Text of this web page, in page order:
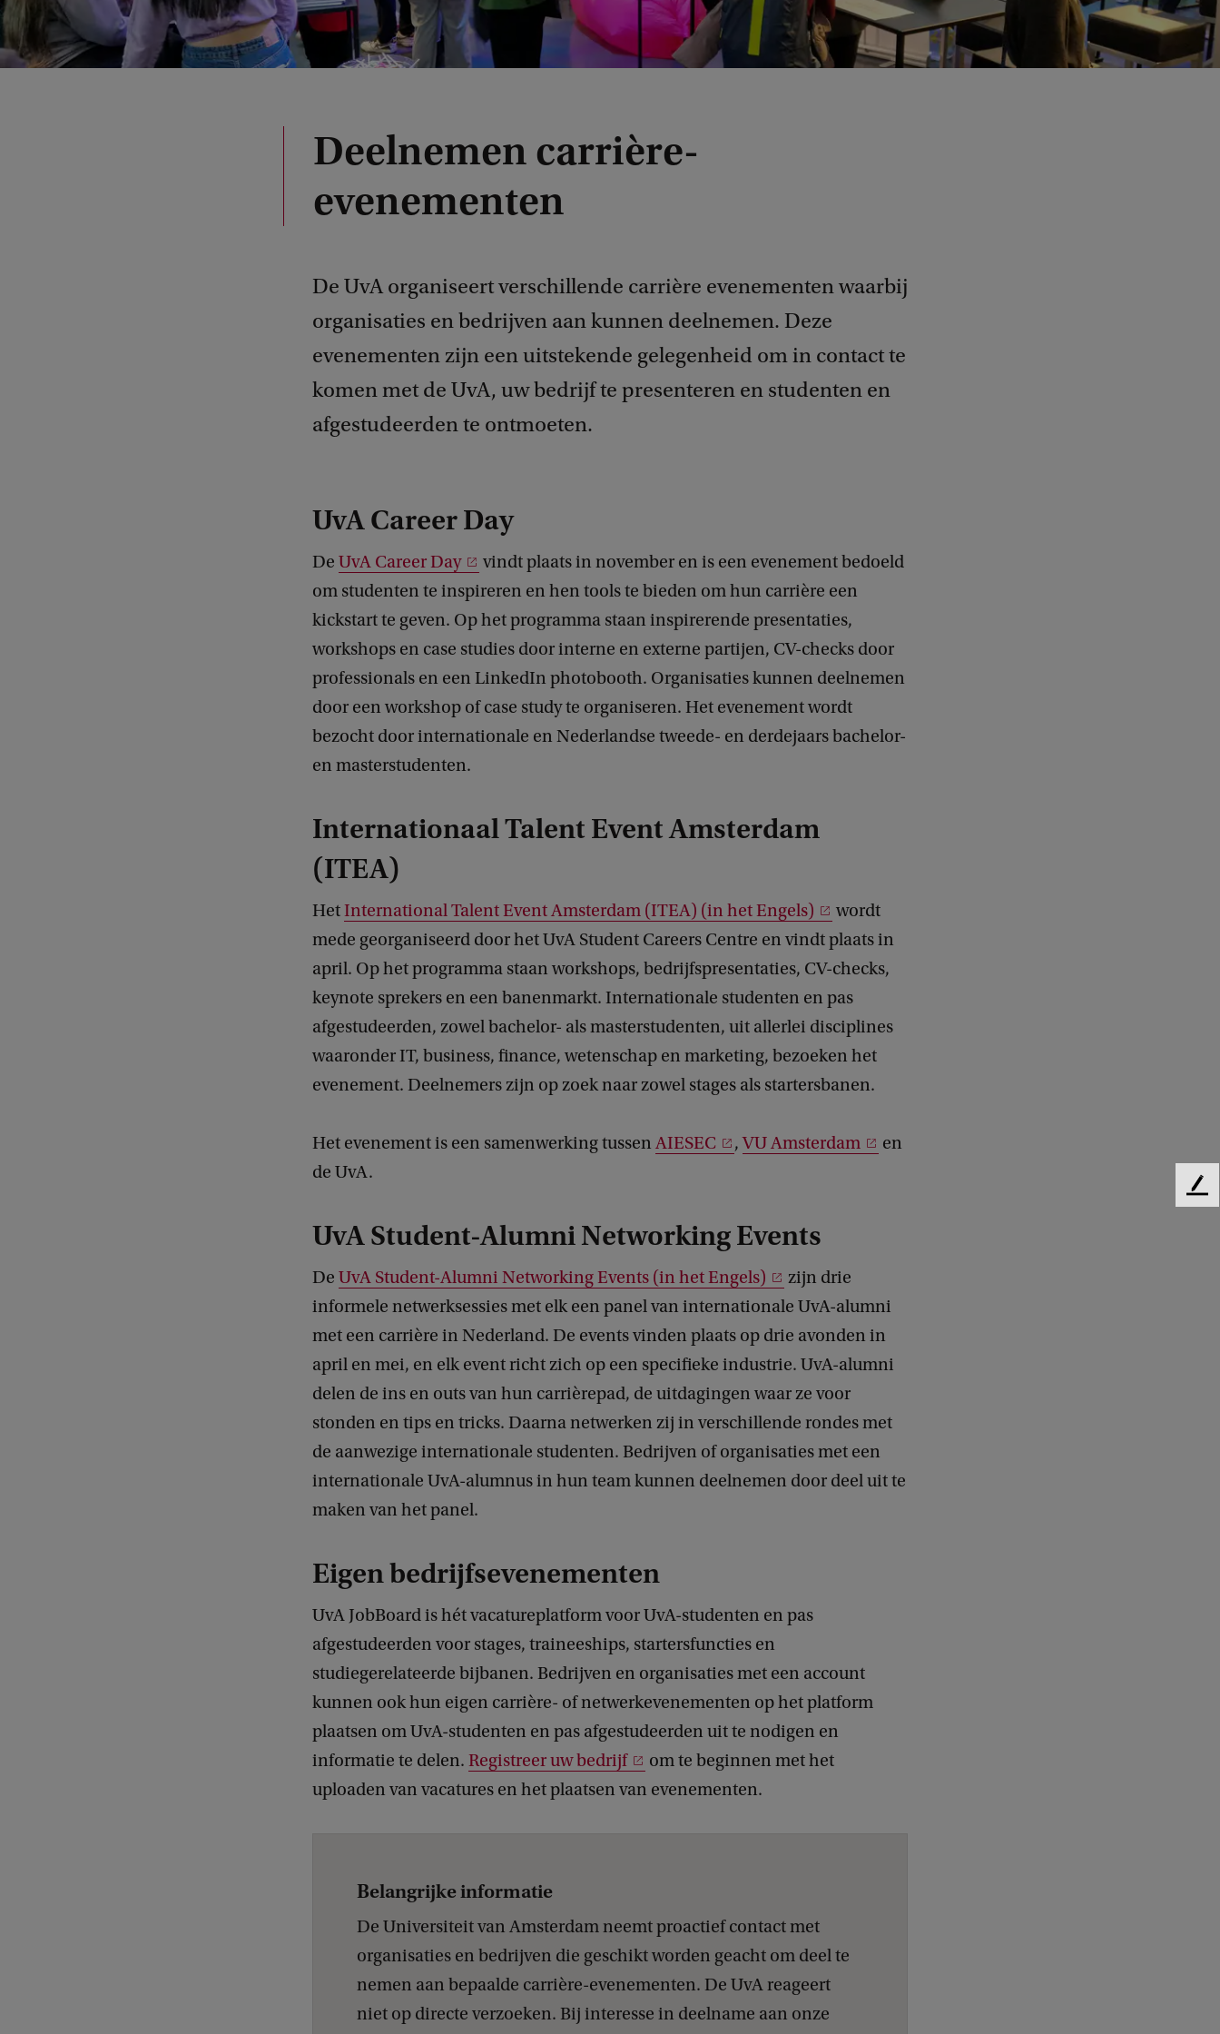
Deelnemen carrière-
evenementen
De UvA organiseert verschillende carrière evenementen waarbij
organisaties en bedrijven aan kunnen deelnemen. Deze
evenementen zijn een uitstekende gelegenheid om in contact te
komen met de UvA, uw bedrijf te presenteren en studenten en
afgestudeerden te ontmoeten.
UvA Career Day
De UvA Career Day
vindt plaats in november en is een evenement bedoeld
om studenten te inspireren en hen tools te bieden om hun carrière een
kickstart te geven. Op het programma staan inspirerende presentaties,
workshops en case studies door interne en externe partijen, CV-checks door
professionals en een LinkedIn photobooth. Organisaties kunnen deelnemen
door een workshop of case study te organiseren. Het evenement wordt
bezocht door internationale en Nederlandse tweede- en derdejaars bachelor-
en masterstudenten.
Internationaal Talent Event Amsterdam
(ITEA)
HetInternational Talent Event Amsterdam (ITEA) (in het Engels)
wordt
mede georganiseerd door het UvA Student Careers Centre en vindt plaats in
april. Op het programma staan workshops, bedrijfspresentaties, CV-checks,
keynote sprekers en een banenmarkt. Internationale studenten en pas
afgestudeerden, zowel bachelor- als masterstudenten, uit allerlei disciplines
waaronder IT, business, finance, wetenschap en marketing, bezoeken het
evenement. Deelnemers zijn op zoek naar zowel stages als startersbanen.
Het evenement is een samenwerking tussen AIESEC ,VU Amsterdam
en
de UvA.
UvA Student-Alumni Networking Events
De UvA Student-Alumni Networking Events (in het Engels)
zijn drie
informele netwerksessies met elk een panel van internationale UvA-alumni
met een carrière in Nederland. De events vinden plaats op drie avonden in
april en mei, en elk event richt zich op een specifieke industrie. UvA-alumni
delen de ins en outs van hun carrièrepad, de uitdagingen waar ze voor
stonden en tips en tricks. Daarna netwerken zij in verschillende rondes met
de aanwezige internationale studenten. Bedrijven of organisaties met een
internationale UvA-alumnus in hun team kunnen deelnemen door deel uit te
maken van het panel.
Eigen bedrijfsevenementen
UvA JobBoard is hét vacatureplatform voor UvA-studenten en pas
afgestudeerden voor stages, traineeships, startersfuncties en
studiegerelateerde bijbanen. Bedrijven en organisaties met een account
kunnen ook hun eigen carrière- of netwerkevenementen op het platform
plaatsen om UvA-studenten en pas afgestudeerden uit te nodigen en
informatie te delen. Registreer uw bedrijf
om te beginnen met het
uploaden van vacatures en het plaatsen van evenementen.
Belangrijke informatie
De Universiteit van Amsterdam neemt proactief contact met
organisaties en bedrijven die geschikt worden geacht om deel te
nemen aan bepaalde carrière-evenementen. De UvA reageert
niet op directe verzoeken. Bij interesse in deelname aan onze
F